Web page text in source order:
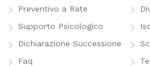
Preventivo a Rate
Supporto Psicologico
Dichiarazione Successione
Faq